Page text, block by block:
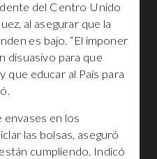
del Centro Unido
al asegurar que la
es bajo. “El imponer
disuasivo para que
que educar al País para
envases en los
las bolsas, aseguró
cumpliendo. Indicó